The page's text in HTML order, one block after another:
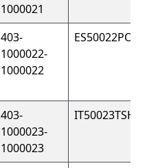
1000021
403-
1000022-
1000022
ES50022POLO
403-
1000023-
1000023